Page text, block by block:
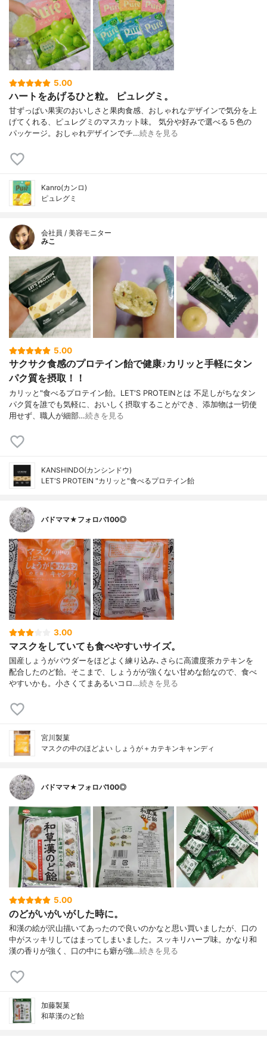
5.00
ハートをあげるひと粒。 ピュレグミ。
甘ずっぱい果実のおいしさと果肉食感、おしゃれなデザインで気分を上
げてくれる、ピュレグミのマスカット味。 気分や好みで選べる５色の
パッケージ。おしゃれデザインでチ…続きを見る
Kanro(カンロ)
ピュレグミ
会社員 / 美容モニター
みこ
5.00
サクサク食感のプロテイン飴で健康♪カリッと手軽にタン
パク質を摂取！！
カリッと"食べるプロテイン飴。LET'S PROTEINとは 不足しがちなタン
パク質を誰でも気軽に、おいしく摂取することができ、添加物は一切使
用せず、職人が細部…続きを見る
KANSHINDO(カンシンドウ)
LET'S PROTEIN "カリッと"食べるプロテイン飴
バドママ★フォロバ100◎
3.00
マスクをしていても食べやすいサイズ。
国産しょうがパウダーをほどよく練り込み､さらに高濃度茶カテキンを
配合したのど飴。そこまで、しょうがが強くない甘めな飴なので、食べ
やすいかも。小さくてまあるいコロ…続きを見る
宮川製菓
マスクの中のほどよい しょうが＋カテキンキャンディ
バドママ★フォロバ100◎
5.00
のどがいがいがした時に。
和漢の絵が沢山描いてあったので良いのかなと思い買いましたが、口の
中がスッキリしてはまってしまいました。スッキリハーブ味。かなり和
漢の香りが強く、口の中にも癖が強…続きを見る
加藤製菓
和草漢のど飴